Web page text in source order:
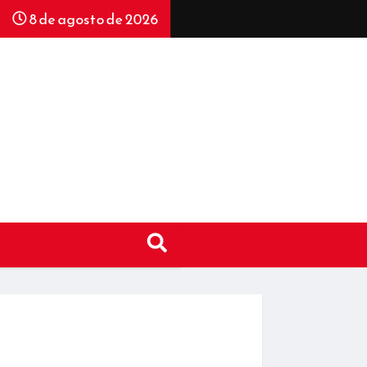
8 de agosto de 2026